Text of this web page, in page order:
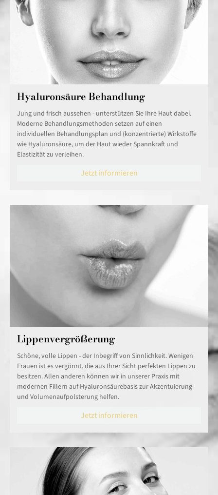
Hyaluronsäure Behandlung
Jung und frisch aussehen - unterstützen Sie Ihre Haut dabei.
Moderne Behandlungsmethoden setzen auf einen
individuellen Behandlungsplan und (konzentrierte) Wirkstoffe
wie Hyaluronsäure, um der Haut wieder Spannkraft und
Elastizität zu verleihen.
Jetzt informieren
Lippenvergrößerung
Schöne, volle Lippen - der Inbegriff von Sinnlichkeit. Wenigen
Frauen ist es vergönnt, die aus Ihrer Sicht perfekten Lippen zu
besitzen. Allen anderen können wir in unserer Praxis mit
modernen Fillern auf Hyaluronsäurebasis zur Akzentuierung
und Volumenaufpolsterung helfen.
Jetzt informieren